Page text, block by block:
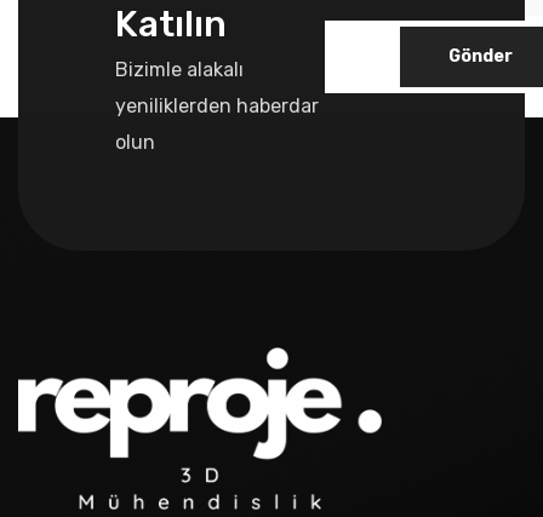
Katılın
Bizimle alakalı
yeniliklerden haberdar
olun
Gönder